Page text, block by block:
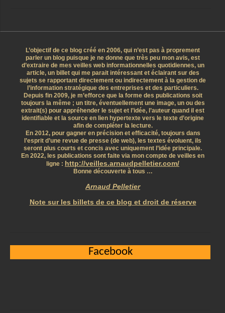
L’objectif de ce blog créé en 2006, qui n’est pas à proprement
parler un blog puisque je ne donne que très peu mon avis, est
d’extraire de mes veilles web informationnelles quotidiennes, un
article, un billet qui me parait intéressant et éclairant sur des
sujets se rapportant directement ou indirectement à la gestion de
l’information stratégique des entreprises et des particuliers.
Depuis fin 2009, je m’efforce que la forme des publications soit
toujours la même ; un titre, éventuellement une image, un ou des
extrait(s) pour appréhender le sujet et l’idée, l’auteur quand il est
identifiable et la source en lien hypertexte vers le texte d’origine
afin de compléter la lecture.
En 2012, pour gagner en précision et efficacité, toujours dans
l’esprit d’une revue de presse (de web), les textes évoluent, ils
seront plus courts et concis avec uniquement l’idée principale.
En 2022, les publications sont faite via mon compte de veilles en
ligne : http://veilles.arnaudpelletier.com/
Bonne découverte à tous …
Arnaud Pelletier
Note sur les billets de ce blog et droit de réserve
Facebook